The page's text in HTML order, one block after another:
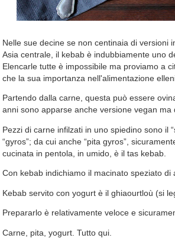
Nelle sue decine se non centinaia di versioni
Asia centrale, il kebab è indubbiamente uno
Elencarle tutte è impossibile ma proviamo a
che la sua importanza nell'alimentazione
Partendo dalla carne, questa può essere
anni sono apparse anche versione vegan
Pezzi di carne infilzati in uno spiedino sono il
“gyros”; da cui anche “pita gyros”,
cucinata in pentola, in umido, è il tas kebab.
Con kebab indichiamo il macinato speziato di
Kebab servito con yogurt è il ghiaourtloù (si
Prepararlo è relativamente veloce e
Carne, pita, yogurt. Tutto qui.